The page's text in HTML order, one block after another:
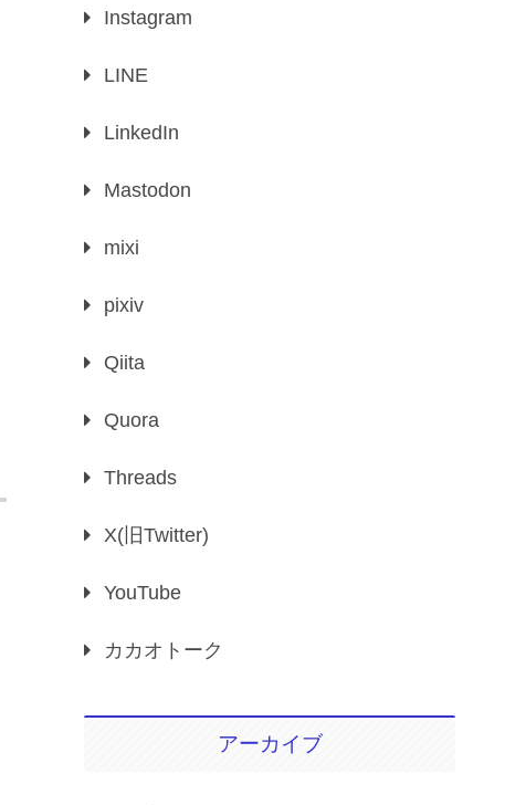
Instagram
LINE
LinkedIn
Mastodon
mixi
pixiv
Qiita
Quora
Threads
X(旧Twitter)
YouTube
カカオトーク
アーカイブ